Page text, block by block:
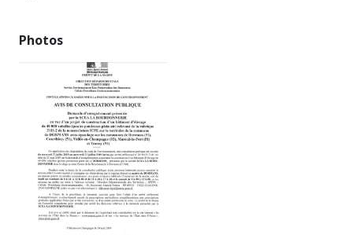
Photos